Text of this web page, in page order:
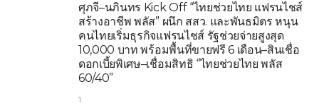
ศุภจี–นภินทร Kick Off “ไทยช่วยไทย แฟรนไชส์
สร้างอาชีพ พลัส” ผนึก สสว. และพันธมิตร หนุน
คนไทยเริ่มธุรกิจแฟรนไชส์ รัฐช่วยจ่ายสูงสุด
10,000 บาท พร้อมพื้นที่ขายฟรี 6 เดือน–สินเชื่อ
ดอกเบี้ยพิเศษ–เชื่อมสิทธิ “ไทยช่วยไทย พลัส
60/40”
1